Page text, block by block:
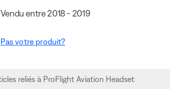
Vendu entre 2018 - 2019
Pas votre produit?